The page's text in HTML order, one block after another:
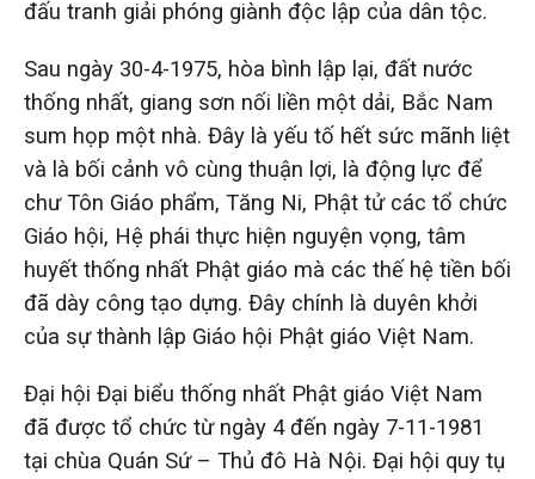
đấu tranh giải phóng giành độc lập của dân tộc.
Sau ngày 30-4-1975, hòa bình lập lại, đất nước
thống nhất, giang sơn nối liền một dải, Bắc Nam
sum họp một nhà. Đây là yếu tố hết sức mãnh liệt
và là bối cảnh vô cùng thuận lợi, là động lực để
chư Tôn Giáo phẩm, Tăng Ni, Phật tử các tổ chức
Giáo hội, Hệ phái thực hiện nguyện vọng, tâm
huyết thống nhất Phật giáo mà các thế hệ tiền bối
đã dày công tạo dựng. Đây chính là duyên khởi
của sự thành lập Giáo hội Phật giáo Việt Nam.
Đại hội Đại biểu thống nhất Phật giáo Việt Nam
đã được tổ chức từ ngày 4 đến ngày 7-11-1981
tại chùa Quán Sứ – Thủ đô Hà Nội. Đại hội quy tụ